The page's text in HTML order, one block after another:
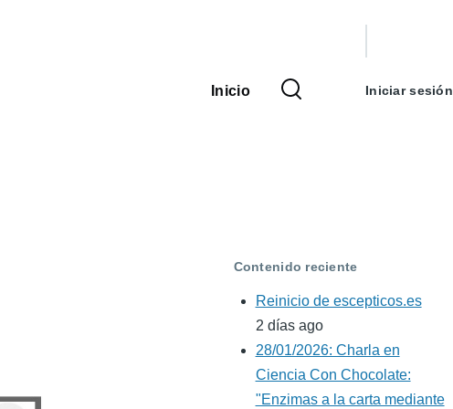
Navegación
Inicio Iniciar sesión
Contenido reciente
Reinicio de escepticos.es
2 días ago
28/01/2026: Charla en
Ciencia Con Chocolate:
"Enzimas a la carta mediante